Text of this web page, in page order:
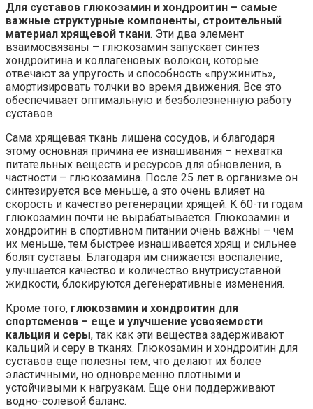
Для суставов глюкозамин и хондроитин – самые
важные структурные компоненты, строительный
материал хрящевой ткани. Эти два элемент
взаимосвязаны – глюкозамин запускает синтез
хондроитина и коллагеновых волокон, которые
отвечают за упругость и способность «пружинить»,
амортизировать толчки во время движения. Все это
обеспечивает оптимальную и безболезненную работу
суставов.
Сама хрящевая ткань лишена сосудов, и благодаря
этому основная причина ее изнашивания – нехватка
питательных веществ и ресурсов для обновления, в
частности – глюкозамина. После 25 лет в организме он
синтезируется все меньше, а это очень влияет на
скорость и качество регенерации хрящей. К 60-ти годам
глюкозамин почти не вырабатывается. Глюкозамин и
хондроитин в спортивном питании очень важны – чем
их меньше, тем быстрее изнашивается хрящ и сильнее
болят суставы. Благодаря им снижается воспаление,
улучшается качество и количество внутрисуставной
жидкости, блокируются дегенеративные изменения.
Кроме того, глюкозамин и хондроитин для
спортсменов – еще и улучшение усвояемости
кальция и серы, так как эти вещества задерживают
кальций и серу в тканях. Глюкозамин и хондроитин для
суставов еще полезны тем, что делают их более
эластичными, но одновременно плотными и
устойчивыми к нагрузкам. Еще они поддерживают
водно-солевой баланс.